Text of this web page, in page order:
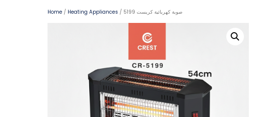
Home / Heating Appliances / صوبة كهربائية كريست 5199